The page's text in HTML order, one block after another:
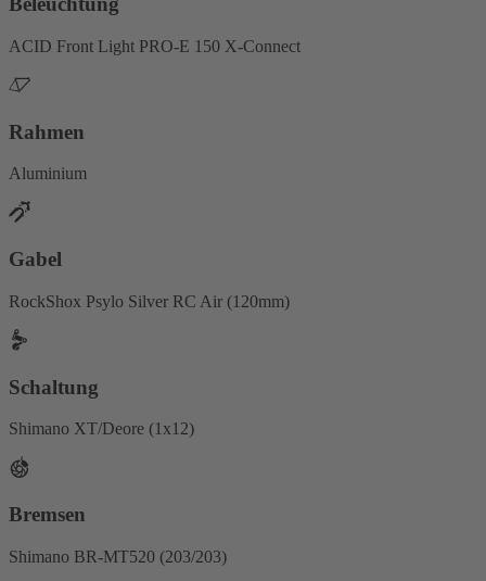
ACID Front Light PRO-E 150 X-Connect
Rahmen
Aluminium
Gabel
RockShox Psylo Silver RC Air (120mm)
Schaltung
Shimano XT/Deore (1x12)
Bremsen
Shimano BR-MT520 (203/203)